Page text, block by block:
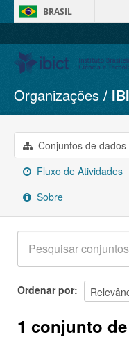
BRASIL
Conjuntos de dados
Organizações
Grupos
Sobre
Organizações
Conjuntos de dados
Fluxo de Atividades
Sobre
Ordenar por
1 conjunto